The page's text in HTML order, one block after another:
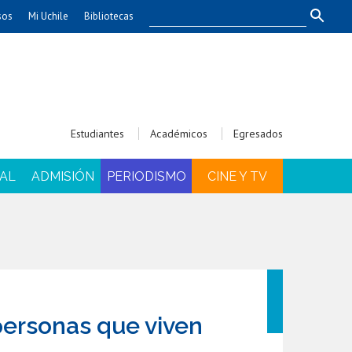
Economía y Negocios
Gobierno
Mi Uchile Bibliotecas
Estudiantes Académicos Egresados
ADMISIÓN PERIODISMO CINE Y TV
que viven